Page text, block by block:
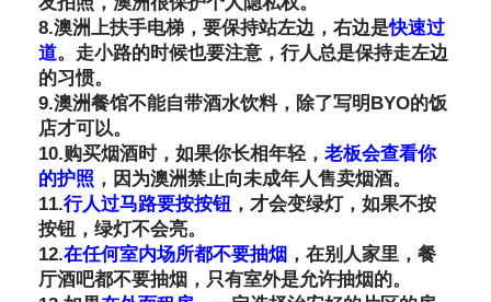
8.澳洲上扶手电梯，要保持站左边，右边是快速过
道。走小路的时候也要注意，行人总是保持走左边
的习惯。
9.澳洲餐馆不能自带酒水饮料，除了写明BYO的饭
店才可以。
10.购买烟酒时，如果你长相年轻， 老板会查看你
的护照 ，因为澳洲禁止向未成年人售卖烟酒。
11.行人过马路要按按钮 ，才会变绿灯，如果不按
按钮，绿灯不会亮。
12.在任何室内场所都不要抽烟 ，在别人家里，餐
厅酒吧都不要抽烟，只有室外是允许抽烟的。